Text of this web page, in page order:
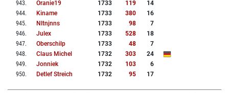
943. Oranie19 1733 119
14
944. Kiname 1733 380
16
945. Nltnjnns 1733 98
7
946. Julex 1733 528
18
947. Oberschilp 1733 48
7
948. Claus Michel 1732 303
24
949. Jonniek 1732 103
6
950. Detlef Streich 1732 95 17